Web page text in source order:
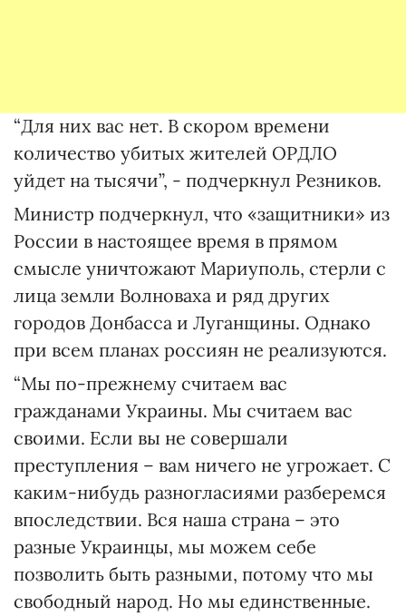
“Для них вас нет. В скором времени
количество убитых жителей ОРДЛО
уйдет на тысячи”, - подчеркнул Резников.
Министр подчеркнул, что «защитники» из
России в настоящее время в прямом
смысле уничтожают Мариуполь, стерли с
лица земли Волноваха и ряд других
городов Донбасса и Луганщины. Однако
при всем планах россиян не реализуются.
“Мы по-прежнему считаем вас
гражданами Украины. Мы считаем вас
своими. Если вы не совершали
преступления – вам ничего не угрожает. С
каким-нибудь разногласиями разберемся
впоследствии. Вся наша страна – это
разные Украинцы, мы можем себе
позволить быть разными, потому что мы
свободный народ. Но мы единственные.